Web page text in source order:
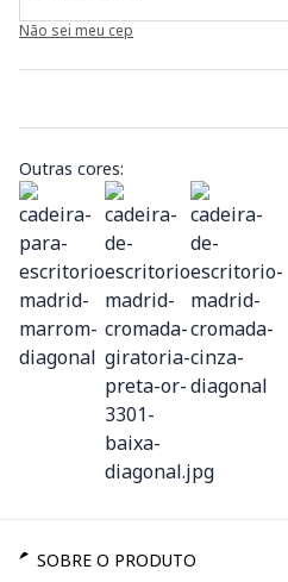
Não sei meu cep
Outras cores:
SOBRE O PRODUTO